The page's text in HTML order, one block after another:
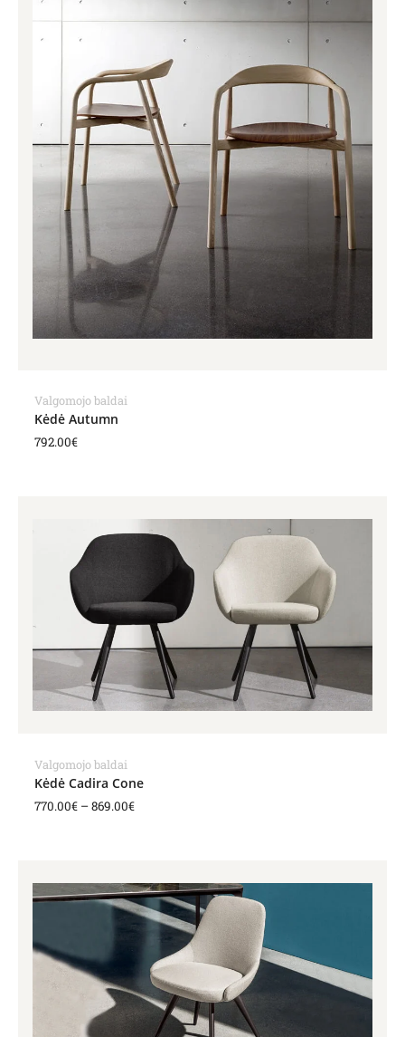
Valgomojo baldai
Kėdė Autumn
792.00€
Valgomojo baldai
Kėdė Cadira Cone
770.00€ –869.00€
range:
770.00€
through
range:
726.00€
through
825.00€